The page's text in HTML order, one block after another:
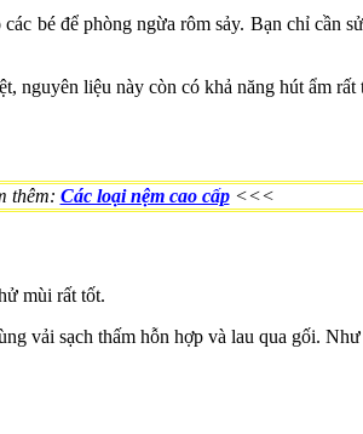
bé để phòng ngừa rôm sảy. Bạn chỉ cần
liệu này còn có khả năng hút ẩm
thêm: Các loại nệm cao cấp<<<
mùi rất tốt.
vải sạch thấm hỗn hợp và lau qua gối.